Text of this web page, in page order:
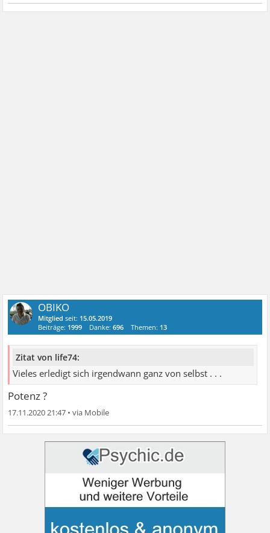
OBIKO
Mitglied seit: 15.05.2019
Beiträge: 1999 Danke:696 Themen: 13
Zitat von life74:
Vieles erledigt sich irgendwann ganz von selbst . . .
Potenz ?
17.11.2020 21:47 •